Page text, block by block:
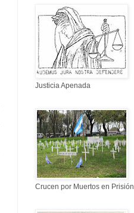
Justicia Apenada
Crucen por Muertos en Prisión